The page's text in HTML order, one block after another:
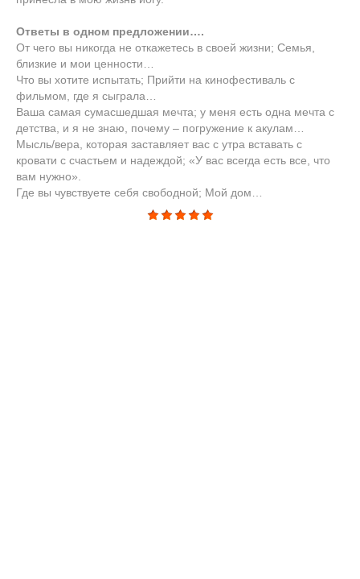
Ответы в одном предложении….
От чего вы никогда не откажетесь в своей жизни; Семья,
близкие и мои ценности…
Что вы хотите испытать; Прийти на кинофестиваль с
фильмом, где я сыграла…
Ваша самая сумасшедшая мечта; у меня есть одна мечта с
детства, и я не знаю, почему – погружение к акулам…
Мысль/вера, которая заставляет вас с утра вставать с
кровати с счастьем и надеждой; «У вас всегда есть все, что
вам нужно».
Где вы чувствуете себя свободной; Мой дом…